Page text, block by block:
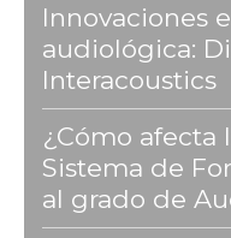
Innovaciones
audiológica:
Interacoustics
¿Cómo afecta
Sistema de
al grado de